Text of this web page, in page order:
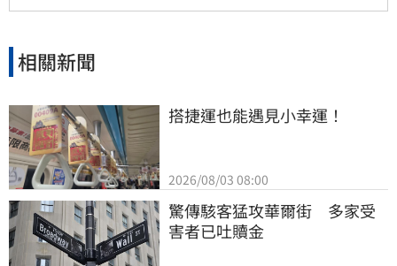
相關新聞
搭捷運也能遇見小幸運！
2026/08/03 08:00
驚傳駭客猛攻華爾街　多家受
害者已吐贖金